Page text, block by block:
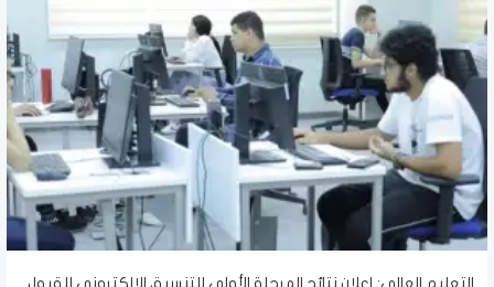
التعليم العالي: إعلان نتائج المرحلة الأولى للتنسيق الإلكتروني للقبول